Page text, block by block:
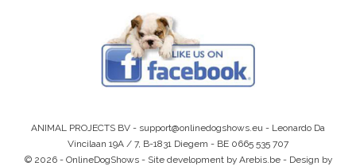
ANIMAL PROJECTS BV - support@onlinedogshows.eu - Leonardo Da
Vincilaan 19A / 7, B-1831 Diegem - BE 0665 535 707
© 2026 - OnlineDogShows - Site development by Arebis.be - Design by